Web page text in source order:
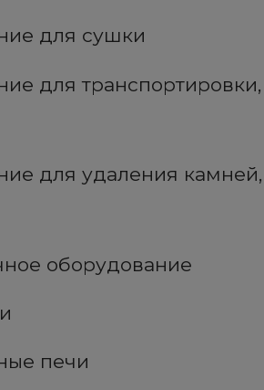
для сушки
для транспортировки,
для удаления камней,
оборудование
печи